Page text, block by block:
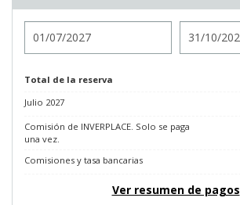
Total de la reserva
Julio 2027
Comisión de INVERPLACE. Solo se paga
una vez.
Comisiones y tasa bancarias
Ver resumen de pagos